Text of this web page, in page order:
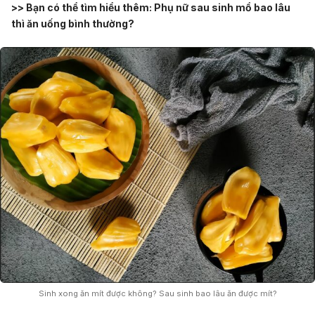
>> Bạn có thể tìm hiểu thêm: Phụ nữ sau sinh mổ bao lâu
thì ăn uống bình thường?
Sinh xong ăn mít được không? Sau sinh bao lâu ăn được mít?